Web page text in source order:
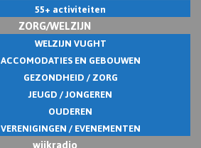
55+ activiteiten
ZORG/WELZIJN
WELZIJN VUGHT
ACCOMODATIES EN GEBOUWEN
GEZONDHEID / ZORG
JEUGD / JONGEREN
OUDEREN
VERENIGINGEN / EVENEMENTEN